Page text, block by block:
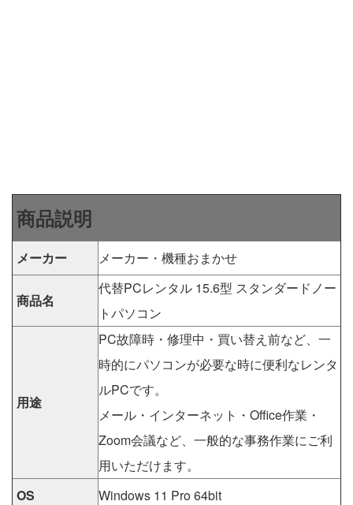
商品説明
メーカー メーカー・機種おまかせ
商品名
代替PCレンタル 15.6型 スタンダードノー
トパソコン
用途
PC故障時・修理中・買い替え前など、一
時的にパソコンが必要な時に便利なレンタ
ルPCです。
メール・インターネット・Office作業・
Zoom会議など、一般的な事務作業にご利
用いただけます。
OS
Windows 11 Pro 64bit